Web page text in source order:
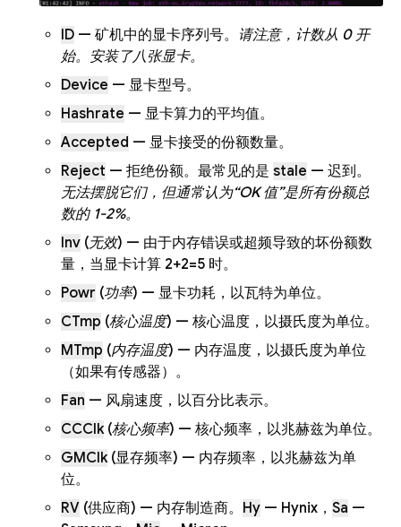
ID — 矿机中的显卡序列号。 请注意，计数从 0 开
始。安装了八张显卡。
Device — 显卡型号。
Hashrate — 显卡算力的平均值。
Accepted — 显卡接受的份额数量。
Reject — 拒绝份额。最常见的是 stale — 迟到。
无法摆脱它们，但通常认为“OK 值”是所有份额总
数的 1-2%。
Inv (无效) — 由于内存错误或超频导致的坏份额数
量，当显卡计算 2+2=5 时。
Powr (功率) — 显卡功耗，以瓦特为单位。
CTmp (核心温度) — 核心温度，以摄氏度为单位。
MTmp (内存温度) — 内存温度，以摄氏度为单位
（如果有传感器）。
Fan — 风扇速度，以百分比表示。
CCClk(核心频率) — 核心频率，以兆赫兹为单位。
GMClk(显存频率) — 内存频率，以兆赫兹为单
位。
RV (供应商) — 内存制造商。 Hy — Hynix， Sa —